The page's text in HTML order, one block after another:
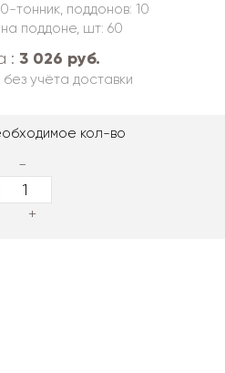
тонник, поддонов: 10
поддоне, шт: 60
: 3 026 руб.
учёта доставки
кол-во
-
+